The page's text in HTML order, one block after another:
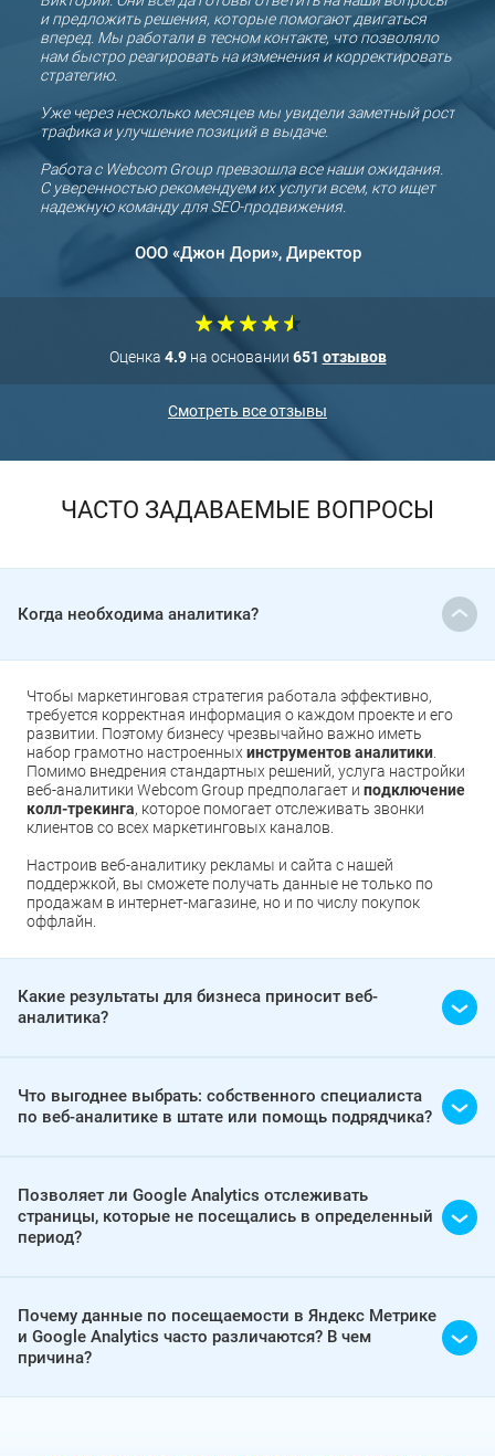
и предложить решения, которые помогают двигаться
вперед. Мы работали в тесном контакте, что позволяло
нам быстро реагировать на изменения и корректировать
стратегию.
Уже через несколько месяцев мы увидели заметный рост
трафика и улучшение позиций в выдаче.
Работа с Webcom Group превзошла все наши ожидания.
С уверенностью рекомендуем их услуги всем, кто ищет
надежную команду для SEO-продвижения.
ООО «Джон Дори», Директор
ООО
Оценка 4.9на основании 651 отзывов
Смотреть все отзывы
ЧАСТО ЗАДАВАЕМЫЕ ВОПРОСЫ
Когда необходима аналитика?
Чтобы маркетинговая стратегия работала эффективно,
требуется корректная информация о каждом проекте и его
развитии. Поэтому бизнесу чрезвычайно важно иметь
набор грамотно настроенныхинструментов аналитики.
Помимо внедрения стандартных решений, услуга настройки
веб-аналитики Webcom Group предполагает и подключение
колл-трекинга, которое помогает отслеживать звонки
клиентов со всех маркетинговых каналов.
Настроив веб-аналитику рекламы и сайта с нашей
поддержкой, вы сможете получать данные не только по
продажам в интернет-магазине, но и по числу покупок
оффлайн.
Какие результаты для бизнеса приносит веб-
аналитика?
Что выгоднее выбрать: собственного специалиста
по веб-аналитике в штате или помощь подрядчика?
Позволяет ли Google Analytics отслеживать
страницы, которые не посещались в определенный
период?
Почему данные по посещаемости в Яндекс Метрике
и Google Analytics часто различаются? В чем
причина?